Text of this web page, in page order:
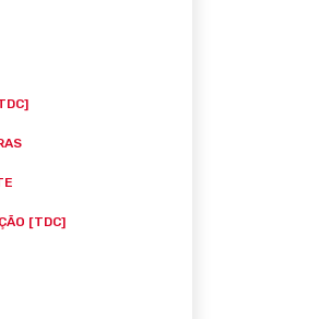
[TDC]